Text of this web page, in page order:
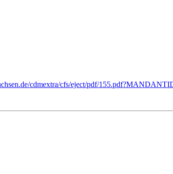
cdmextra/cfs/eject/pdf/